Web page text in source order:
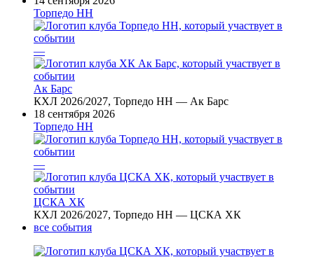
Торпедо НН
—
Ак Барс
КХЛ 2026/2027, Торпедо НН — Ак Барс
18 сентября 2026
Торпедо НН
—
ЦСКА ХК
КХЛ 2026/2027, Торпедо НН — ЦСКА ХК
все события